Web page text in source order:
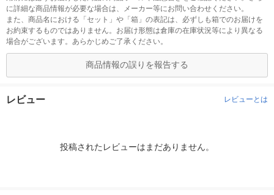
に詳細な商品情報が必要な場合は、メーカー等にお問い合わせください。
また、商品名における「セット」や「箱」の表記は、必ずしも箱でのお届けを
お約束するものではありません。お届け形態は倉庫の在庫状況等により異なる
場合がございます。あらかじめご了承ください。
商品情報の誤りを報告する
レビュー レビューとは
投稿されたレビューはまだありません。